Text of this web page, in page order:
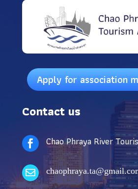
Apply for association
Contact us
 Chao Phraya River
